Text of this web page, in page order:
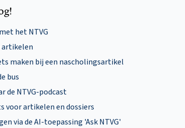
het NTVG
maken bij een nascholingsartikel
bus
de NTVG-podcast
voor artikelen en dossiers
via de AI-toepassing 'Ask NTVG'